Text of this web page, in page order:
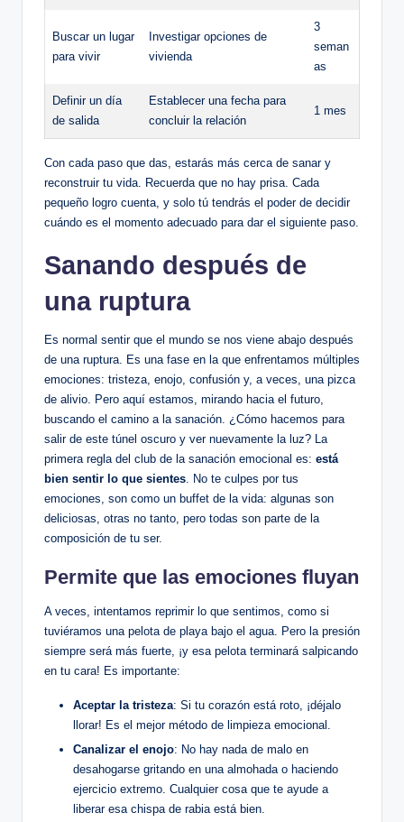
Buscar un lugar
para vivir
Investigar opciones de
vivienda
3
seman
as
Definir un día
de salida
Establecer una fecha para
concluir la relación
1 mes
Con cada paso que das, estarás más cerca de sanar y
reconstruir tu vida. Recuerda que no hay prisa. Cada
pequeño logro cuenta, y solo tú tendrás el poder de decidir
cuándo es el momento adecuado para dar el siguiente paso.
Sanando después de
una ruptura
Es normal sentir que el mundo se nos viene abajo después
de una ruptura. Es una fase en la que enfrentamos múltiples
emociones: tristeza, enojo, confusión y, a veces, una pizca
de alivio. Pero aquí estamos, mirando hacia el futuro,
buscando el camino a la sanación. ¿Cómo hacemos para
salir de este túnel oscuro y ver nuevamente la luz? La
primera regla del club de la sanación emocional es: está
bien sentir lo que sientes . No te culpes por tus
emociones, son como un buffet de la vida: algunas son
deliciosas, otras no tanto, pero todas son parte de la
composición de tu ser.
Permite que las emociones fluyan
A veces, intentamos reprimir lo que sentimos, como si
tuviéramos una pelota de playa bajo el agua. Pero la presión
siempre será más fuerte, ¡y esa pelota terminará salpicando
en tu cara! Es importante:
Aceptar la tristeza: Si tu corazón está roto, ¡déjalo
llorar! Es el mejor método de limpieza emocional.
Canalizar el enojo: No hay nada de malo en
desahogarse gritando en una almohada o haciendo
ejercicio extremo. Cualquier cosa que te ayude a
liberar esa chispa de rabia está bien.